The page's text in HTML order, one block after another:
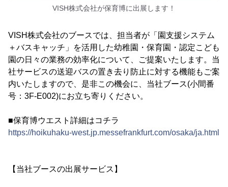
VISH株式会社が保育博に出展します！
VISH株式会社のブースでは、担当者が「園支援システム
＋バスキャッチ」を活用した幼稚園・保育園・認定こども
園の日々の業務の効率化について、ご提案いたします。当
社サービスの送迎バスの置き去り防止に対する機能もご案
内いたしますので、是非この機会に、当社ブース(小間番
号：3F-E002)にお立ち寄りください。
■保育博ウエスト詳細はコチラ
https://hoikuhaku-west.jp.messefrankfurt.com/osaka/ja.html
【当社ブースの出展サービス】